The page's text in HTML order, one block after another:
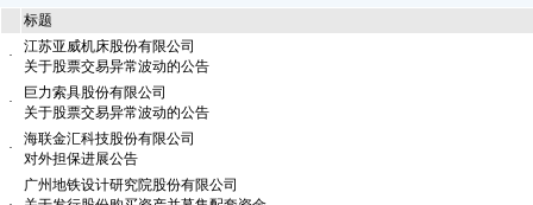
标题
·
江苏亚威机床股份有限公司
关于股票交易异常波动的公告
·
巨力索具股份有限公司
关于股票交易异常波动的公告
·
海联金汇科技股份有限公司
对外担保进展公告
广州地铁设计研究院股份有限公司